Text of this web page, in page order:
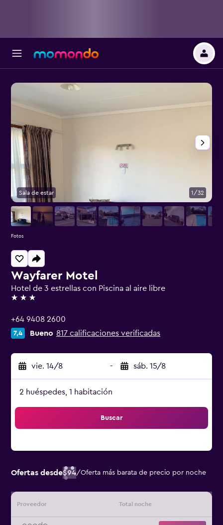
Wayfarer Motel
Hotel de 3 estrellas con Piscina al aire libre
3 estrellas
+64 9408 2600
7,4 Bueno 817 calificaciones verificadas
vie. 14/8 - sáb. 15/8
2 huéspedes, 1 habitación
Buscar
Ofertas desde$94/Oferta más barata de precio por noche
Proveedor Total noche
Sala de estar 1/32
Fotos